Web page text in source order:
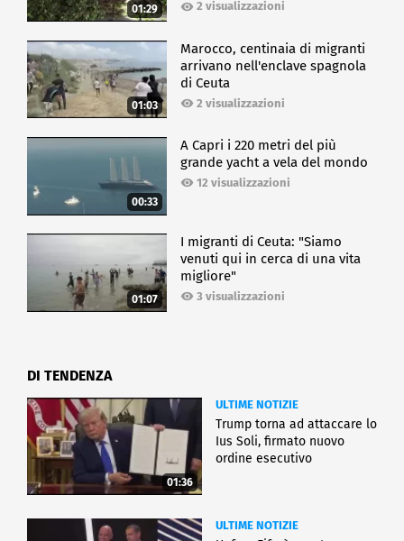
01:29 2 visualizzazioni
01:03
Marocco, centinaia di migranti
arrivano nell'enclave spagnola
di Ceuta
2 visualizzazioni
00:33
A Capri i 220 metri del più
grande yacht a vela del mondo
12 visualizzazioni
01:07
I migranti di Ceuta: "Siamo
venuti qui in cerca di una vita
migliore"
3 visualizzazioni
DI TENDENZA
01:36
ULTIME NOTIZIE
Trump torna ad attaccare lo
Ius Soli, firmato nuovo
ordine esecutivo
ULTIME NOTIZIE